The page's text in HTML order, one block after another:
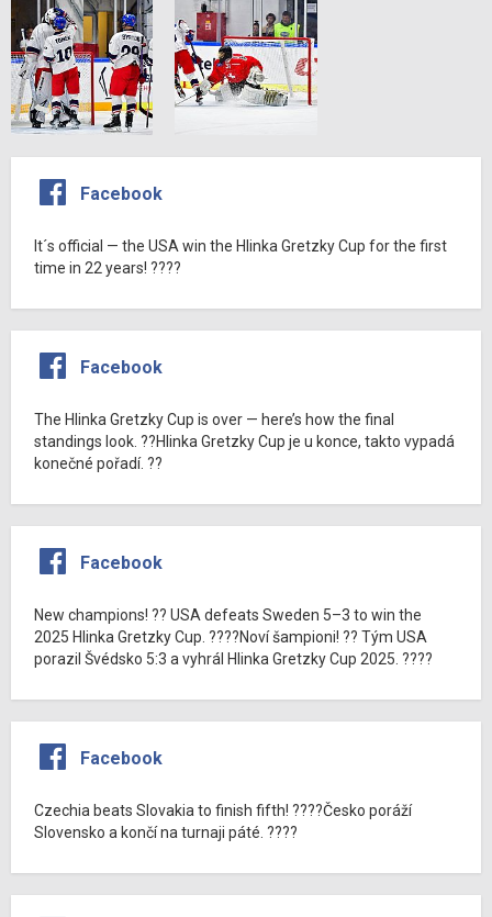
Facebook
It´s official — the USA win the Hlinka Gretzky Cup for the first
time in 22 years! ????
Facebook
The Hlinka Gretzky Cup is over — here’s how the final
standings look. ??Hlinka Gretzky Cup je u konce, takto vypadá
konečné pořadí. ??
Facebook
New champions! ?? USA defeats Sweden 5–3 to win the
2025 Hlinka Gretzky Cup. ????Noví šampioni! ?? Tým USA
porazil Švédsko 5:3 a vyhrál Hlinka Gretzky Cup 2025. ????
Facebook
Czechia beats Slovakia to finish fifth! ????Česko poráží
Slovensko a končí na turnaji páté. ????